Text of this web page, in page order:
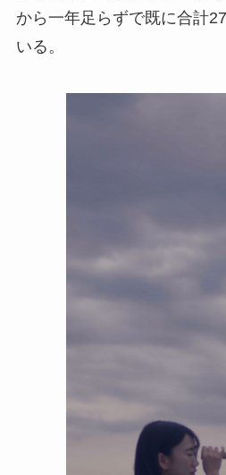
から一年足らずで既に合計
いる。